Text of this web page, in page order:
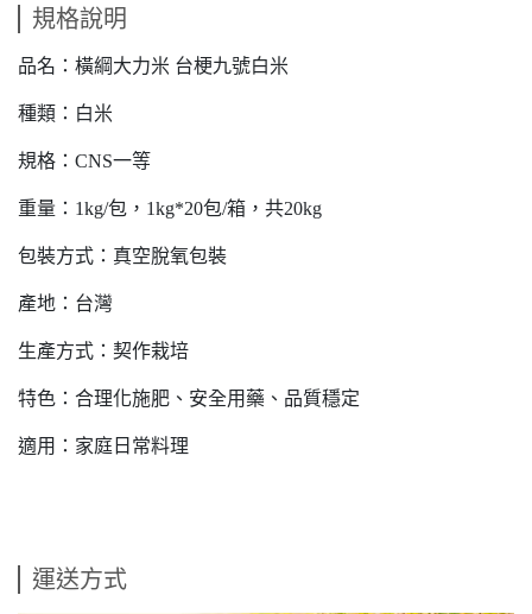
規格說明
品名：橫綱大力米 台梗九號白米
種類：白米
規格：CNS一等
重量：1kg/包，1kg*20包/箱，共20kg
包裝方式：真空脫氧包裝
產地：台灣
生產方式：契作栽培
特色：合理化施肥、安全用藥、品質穩定
適用：家庭日常料理
運送方式